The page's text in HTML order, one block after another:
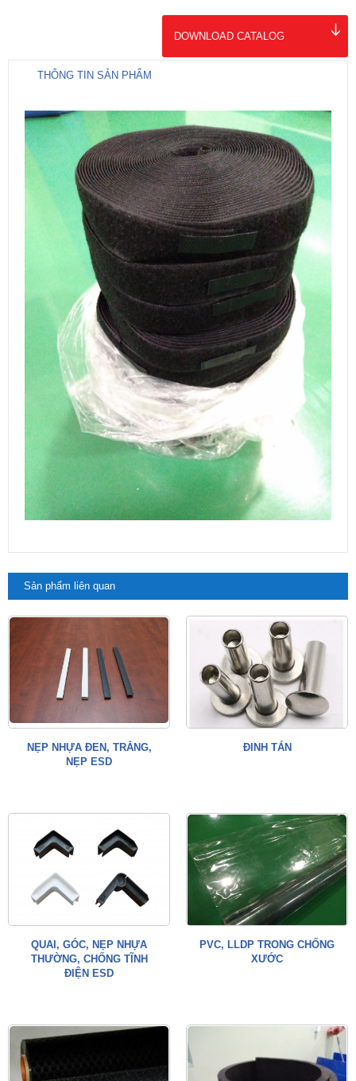
DOWNLOAD CATALOG
THÔNG TIN SẢN PHẨM
Sản phẩm liên quan
NẸP NHỰA ĐEN, TRẮNG,
NẸP ESD
ĐINH TÁN
QUAI, GÓC, NẸP NHỰA
THƯỜNG, CHỐNG TĨNH
ĐIỆN ESD
PVC, LLDP TRONG CHỐNG
XƯỚC